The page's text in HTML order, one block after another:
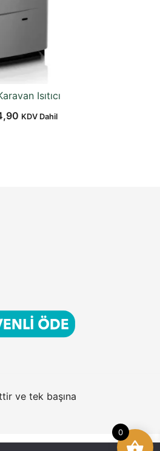
Isıtıcı
Şu
KDV Dahil
ve tek başına
0